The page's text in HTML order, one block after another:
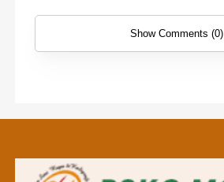
Show Comments (0)